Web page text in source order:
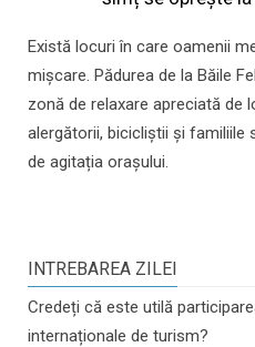
Există locuri în care oamenii
mișcare. Pădurea de la Băile
zonă de relaxare apreciată de
alergătorii, bicicliștii și familiile
de agitația orașului.
INTREBAREA ZILEI
Credeți că este utilă
internaționale de turism?